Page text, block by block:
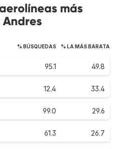
más
% BÚSQUEDAS % LA MÁS BARATA
95.1 49.8
12.4 33.4
99.0 29.6
61.3 26.7